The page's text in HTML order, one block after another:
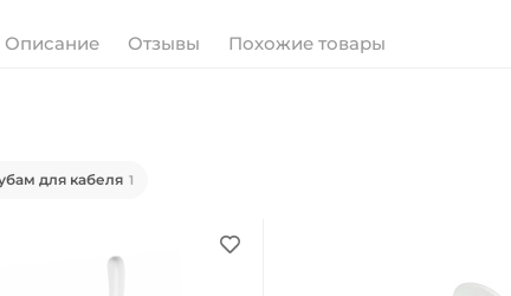
Описание Отзывы Похожие товары
для кабеля 1